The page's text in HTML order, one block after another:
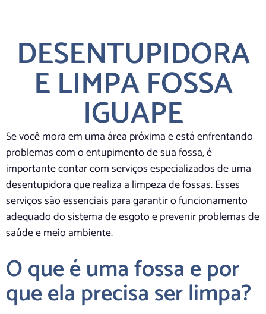
DESENTUPIDORA
E LIMPA FOSSA
IGUAPE
Se você mora em uma área próxima e está enfrentando
problemas com o entupimento de sua fossa, é
importante contar com serviços especializados de uma
desentupidora que realiza a limpeza de fossas. Esses
serviços são essenciais para garantir o funcionamento
adequado do sistema de esgoto e prevenir problemas de
saúde e meio ambiente.
O que é uma fossa e por
que ela precisa ser limpa?